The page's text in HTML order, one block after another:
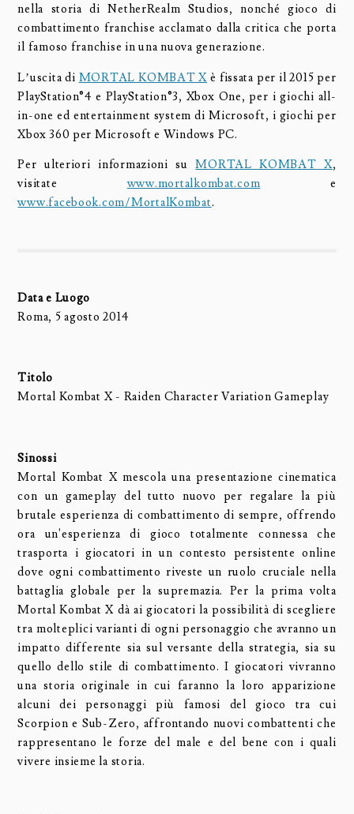
nella storia di NetherRealm Studios, nonché gioco di
combattimento franchise acclamato dalla critica che porta
il famoso franchise in una nuova generazione.
L’uscita di MORTAL KOMBAT X è fissata per il 2015 per
PlayStation®4 e PlayStation®3, Xbox One, per i giochi all-
in-one ed entertainment system di Microsoft, i giochi per
Xbox 360 per Microsoft e Windows PC.
Per ulteriori informazioni suMORTAL KOMBAT X,
visitatewww.mortalkombat.com e
www.facebook.com/MortalKombat.
Data e Luogo
Roma, 5 agosto 2014
Titolo
Mortal Kombat X - Raiden Character Variation Gameplay
Sinossi
Mortal Kombat X mescola una presentazione cinematica
con un gameplay del tutto nuovo per regalare la più
brutale esperienza di combattimento di sempre, offrendo
ora un'esperienza di gioco totalmente connessa che
trasporta i giocatori in un contesto persistente online
dove ogni combattimento riveste un ruolo cruciale nella
battaglia globale per la supremazia. Per la prima volta
Mortal Kombat X dà ai giocatori la possibilità di scegliere
tra molteplici varianti di ogni personaggio che avranno un
impatto differente sia sul versante della strategia, sia su
quello dello stile di combattimento. I giocatori vivranno
una storia originale in cui faranno la loro apparizione
alcuni dei personaggi più famosi del gioco tra cui
Scorpion e Sub-Zero, affrontando nuovi combattenti che
rappresentano le forze del male e del bene con i quali
vivere insieme la storia.